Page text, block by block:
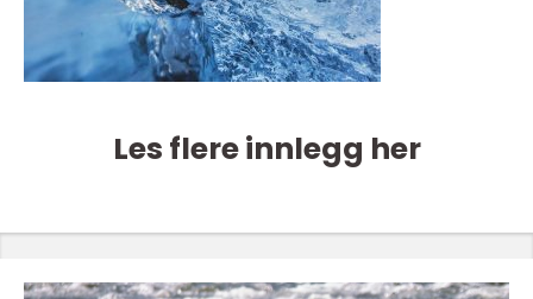
Les flere innlegg her